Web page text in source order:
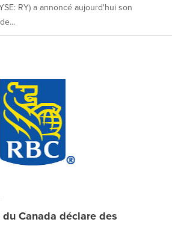
RY) a annoncé aujourd'hui son
Canada déclare des